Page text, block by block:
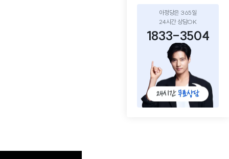
아정당은 365일
24시간 상담OK
1833-3504